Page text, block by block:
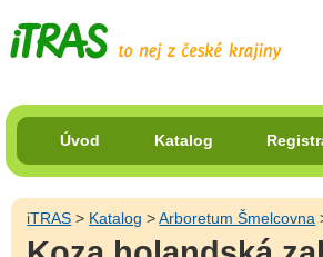
Úvod Katalog
iTRAS > Katalog >Arboretum Šmelcovna